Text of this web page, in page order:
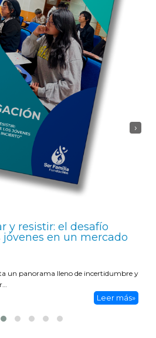
y resistir: el desafío
en un mercado
un panorama lleno de incertidumbre y
Leer más»
›